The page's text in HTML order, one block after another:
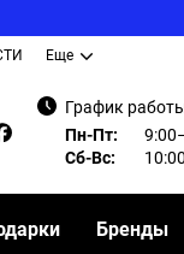
Еще
График
Пн-Пт:
Сб-Вс:
Бренды